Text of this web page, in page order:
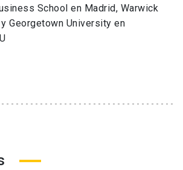
School en Madrid, Warwick
Georgetown University en